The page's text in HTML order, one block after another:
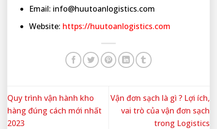
Email: info@huutoanlogistics.com
Website: https://huutoanlogistics.com
Quy trình vận hành kho
hàng đúng cách mới nhất
2023
Vận đơn sạch là gì ? Lợi ích,
vai trò của vận đơn sạch
trong Logistics